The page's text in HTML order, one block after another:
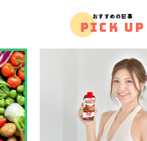
おすすめの記事
PICK UP